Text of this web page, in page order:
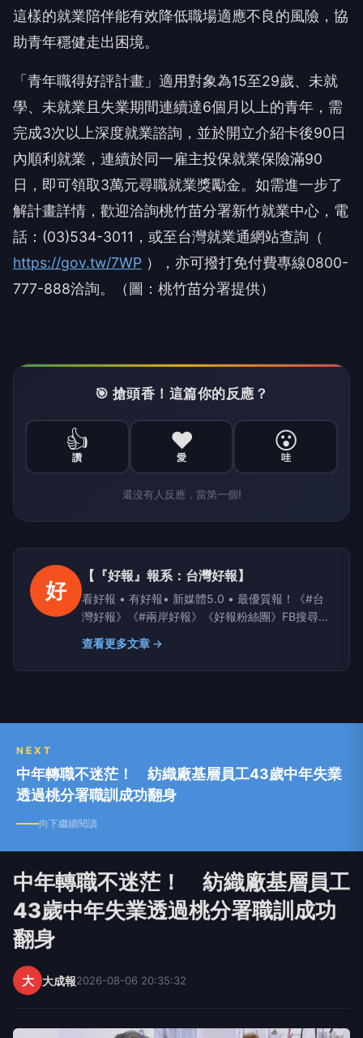
這樣的就業陪伴能有效降低職場適應不良的風險，協
助青年穩健走出困境。
「青年職得好評計畫」適用對象為15至29歲、未就
學、未就業且失業期間連續達6個月以上的青年，需
完成3次以上深度就業諮詢，並於開立介紹卡後90日
內順利就業，連續於同一雇主投保就業保險滿90
日，即可領取3萬元尋職就業獎勵金。如需進一步了
解計畫詳情，歡迎洽詢桃竹苗分署新竹就業中心，電
話：(03)534-3011，或至台灣就業通網站查詢（
https://gov.tw/7WP ），亦可撥打免付費專線0800-
777-888洽詢。（圖：桃竹苗分署提供）
🎯 搶頭香！這篇你的反應？
👍
讚
❤️
愛
😮
哇
還沒有人反應，當第一個!
好
【『好報』報系：台灣好報】
看好報 • 有好報• 新媒體5.0 • 最優質報！《#台
灣好報》《#兩岸好報》《好報粉絲團》FB搜尋；
Yahoo、PChome、LIFE新聞、yamnews、
owlnews也看得到
查看更多文章 →
NEXT
中年轉職不迷茫！ 紡織廠基層員工43歲中年失業
透過桃分署職訓成功翻身
向下繼續閱讀
中年轉職不迷茫！ 紡織廠基層員工
43歲中年失業透過桃分署職訓成功
翻身
大 大成報2026-08-06 20:35:32